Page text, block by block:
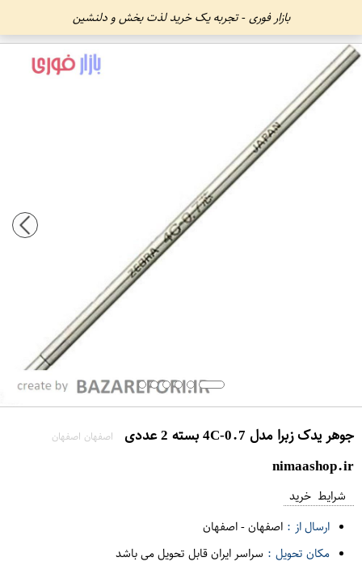
بازار فوری - تجربه یک خرید لذت بخش و دلنشین
جوهر یدک زبرا مدل 4C-0.7 بسته 2 عددی اصفهان اصفهان
nimaashop.ir
شرایط خرید
ارسال از : اصفهان-اصفهان
مکان تحویل : سراسر ایران قابل تحویل می باشد